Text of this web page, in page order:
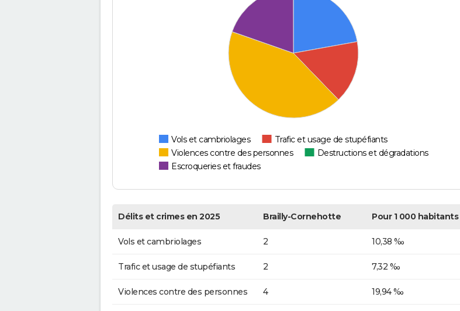
Vols et cambriolages
Trafic et usage de stupéfiants
Violences contre des personnes
Destructions et dégradations
Escroqueries et fraudes
Délits et crimes en 2025 Brailly-Cornehotte Pour 1 000 habitants
Vols et cambriolages 2 10,38 ‰
Trafic et usage de stupéfiants 2 7,32 ‰
Violences contre des personnes 4 19,94 ‰